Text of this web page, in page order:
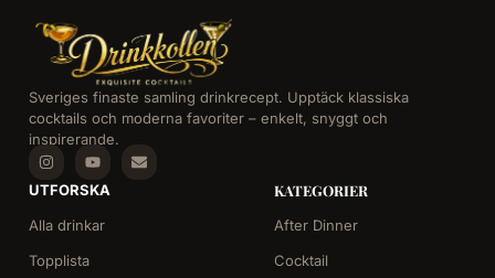
Sveriges finaste samling drinkrecept. Upptäck klassiska
cocktails och moderna favoriter – enkelt, snyggt och
inspirerande.
UTFORSKA
Alla drinkar
Topplista
KATEGORIER
After Dinner
Cocktail